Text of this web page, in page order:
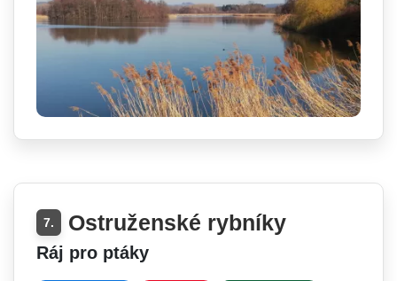
7. Ostruženské rybníky
Ráj pro ptáky